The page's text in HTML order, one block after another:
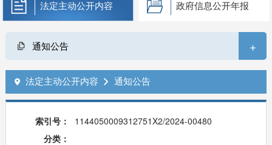
法定主动公开内容 政府信息公开年报
通知公告 +
 法定主动公开内容  通知公告
索引号：
1144050009312751X2/2024-00480
分类：